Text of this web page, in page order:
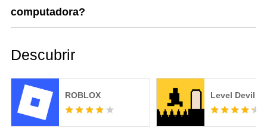
computadora?
Descubrir
ROBLOX Level Devil